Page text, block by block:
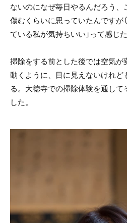
ないのになぜ毎日やるんだろう
傷むくらいに思っていたんですが
ている私が気持ちいい」って感じた
掃除をする前とした後では空気
動くように、目に見えないけれど
る。大徳寺での掃除体験を通し
した。